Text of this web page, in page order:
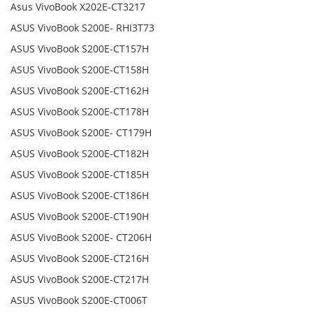
Asus VivoBook X202E-CT3217
ASUS VivoBook S200E- RHI3T73
ASUS VivoBook S200E-CT157H
ASUS VivoBook S200E-CT158H
ASUS VivoBook S200E-CT162H
ASUS VivoBook S200E-CT178H
ASUS VivoBook S200E- CT179H
ASUS VivoBook S200E-CT182H
ASUS VivoBook S200E-CT185H
ASUS VivoBook S200E-CT186H
ASUS VivoBook S200E-CT190H
ASUS VivoBook S200E- CT206H
ASUS VivoBook S200E-CT216H
ASUS VivoBook S200E-CT217H
ASUS VivoBook S200E-CT006T